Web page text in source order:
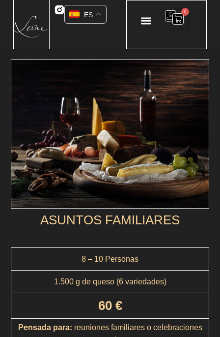
ES 0
ASUNTOS FAMILIARES
8 – 10 Personas
1.500 g de queso (6 variedades)
60 €
Pensada para: reuniones familiares o celebraciones